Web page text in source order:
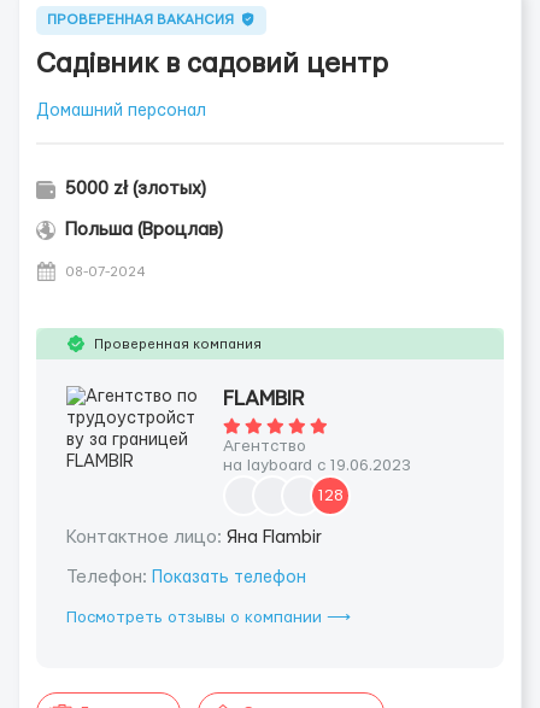
ПРОВЕРЕННАЯ ВАКАНСИЯ
Садівник в садовий центр
Домашний персонал
5000 zł (злотых)
Польша (Вроцлав)
08-07-2024
Проверенная компания
FLAMBIR
Агентство
на layboard с 19.06.2023
128
Контактное лицо: Яна Flambir
Телефон: Показать телефон
Посмотреть отзывы о компании ⟶